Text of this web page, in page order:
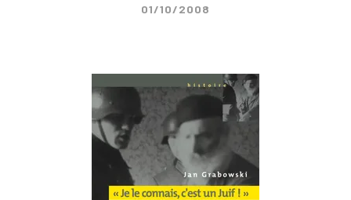
01/10/2008